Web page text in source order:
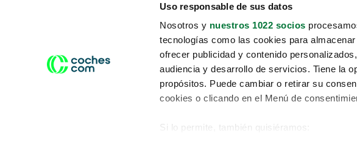
Uso responsable de sus datos
Nosotros y nuestros 1022 socios
tecnologías como las cookies para
ofrecer publicidad y contenido
audiencia y desarrollo de servicios. Tiene la
propósitos. Puede cambiar o retirar su
cookies o clicando en el Menú de
Si lo permite, también quisiéramos:
Conduce tu futuro,
desata tu movilidad